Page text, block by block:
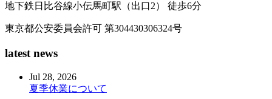
地下鉄日比谷線小伝馬町駅（出口2） 徒歩6分
東京都公安委員会許可 第304430306324号
latest news
Jul 28, 2026
夏季休業について